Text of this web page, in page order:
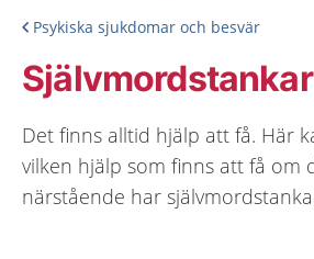
Psykiska sjukdomar och besvär
Självmordstankar
Det finns alltid hjälp att få. Här
vilken hjälp som finns att få om
närstående har